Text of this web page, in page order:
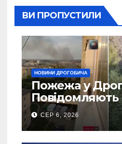
ВИ ПРОПУСТИЛИ
НОВИНИ ДРОГОБИЧА
Пожежа у
Повідомляють
5 гаражів
СЕР 6, 2026